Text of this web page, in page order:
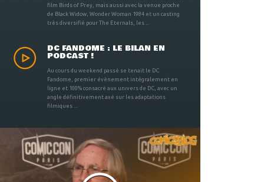
film Birds of Prey, mais aussi avec la venue proche
de Black Widow, Wonder Woman 1984 et un casting
très diversifié pour The Eternals, les ...
DC FANDOME : LE BILAN EN
PODCAST !
Au cours du weekend passé se tenait le DC
Fandome, premier évènement intégralement en
ligne et 100% consacré aux univers de DC, avec un
angle définitivement axé sur les adaptations
filmiques ...